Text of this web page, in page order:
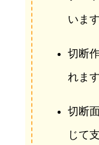
います
切断
れます
切断
じて